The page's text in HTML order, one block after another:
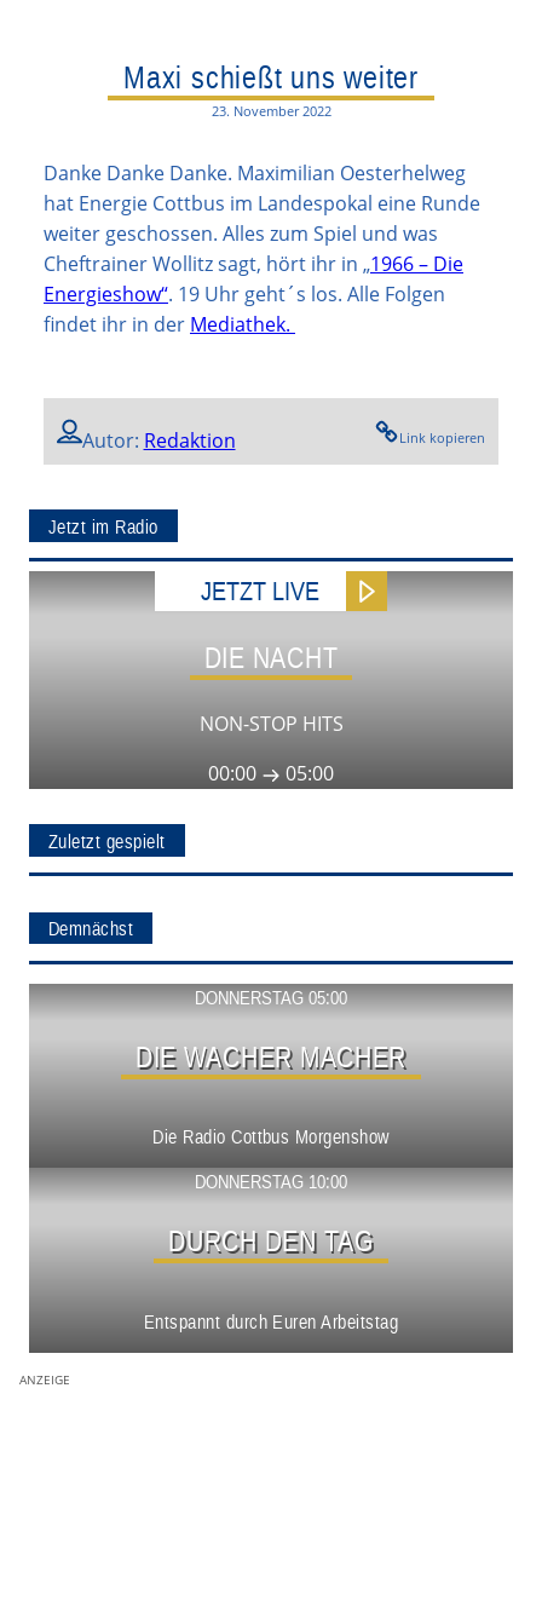
Maxi schießt uns weiter
23. November 2022
Danke Danke Danke. Maximilian Oesterhelweg
hat Energie Cottbus im Landespokal eine Runde
weiter geschossen. Alles zum Spiel und was
Cheftrainer Wollitz sagt, hört ihr in „1966 – Die
Energieshow“. 19 Uhr geht´s los. Alle Folgen
findet ihr in der Mediathek.
Autor: Redaktion Link kopieren
Jetzt im Radio
JETZT LIVE
DIE NACHT
NON-STOP HITS
00:00
05:00
Zuletzt gespielt
Demnächst
DONNERSTAG 05:00
DIE WACHER MACHER
Die Radio Cottbus Morgenshow
Show ansehen
DONNERSTAG 10:00
DURCH DEN TAG
Entspannt durch Euren Arbeitstag
Show ansehen